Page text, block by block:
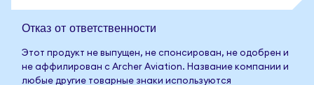
Отказ от ответственности
Этот продукт не выпущен, не спонсирован, не одобрен и
не аффилирован с Archer Aviation. Название компании и
любые другие товарные знаки используются